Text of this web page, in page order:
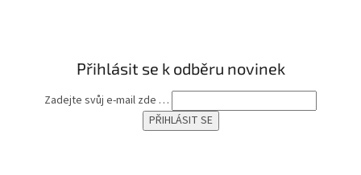
Přihlásit se k odběru novinek
Zadejte svůj e-mail zde …